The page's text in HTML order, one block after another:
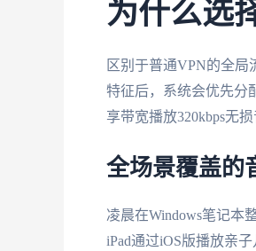
为什么选
区别于普通VPN的全
特征后，系统会优先分
享带宽播放320kbps无
全场景覆盖的
凌晨在Windows笔记本
iPad通过iOS版播放亲